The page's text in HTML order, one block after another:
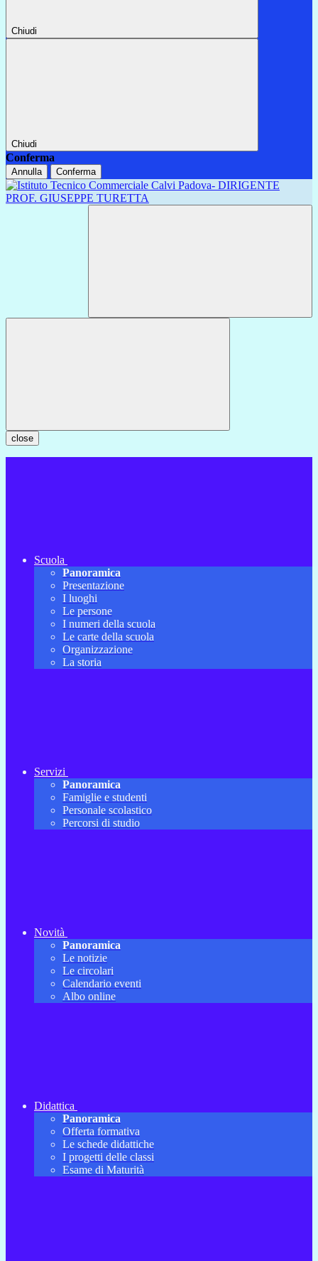
Chiudi
Chiudi
Conferma
Annulla Conferma
close
Scuola
Panoramica
Presentazione
I luoghi
Le persone
I numeri della scuola
Le carte della scuola
Organizzazione
La storia
Servizi
Panoramica
Famiglie e studenti
Personale scolastico
Percorsi di studio
Novità
Panoramica
Le notizie
Le circolari
Calendario eventi
Albo online
Didattica
Panoramica
Offerta formativa
Le schede didattiche
I progetti delle classi
Esame di Maturità